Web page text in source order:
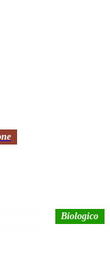
Biologico